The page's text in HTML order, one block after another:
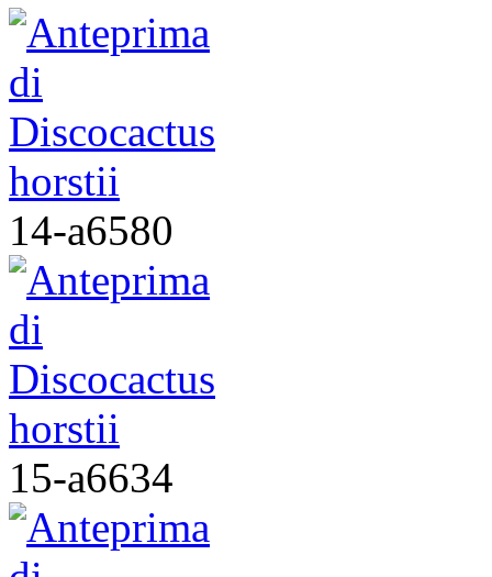
14-a6580
15-a6634